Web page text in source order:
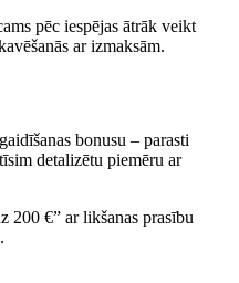
pēc iespējas ātrāk veikt
ar izmaksām.
bonusu – parasti
detalizētu piemēru ar
200 €” ar likšanas prasību